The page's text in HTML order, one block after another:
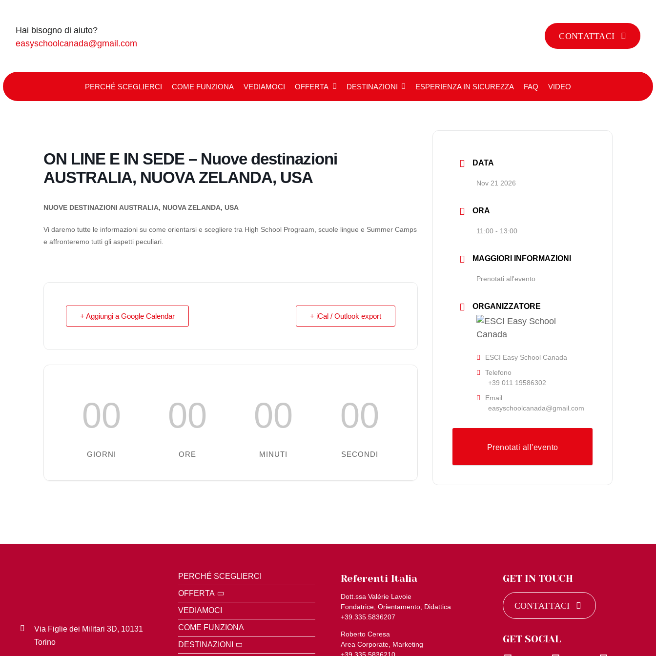
contentHai bisogno di aiuto?
easyschoolcanada@gmail.com
CONTATTACI
PERCHÉ SCEGLIERCI COME FUNZIONA VEDIAMOCI OFFERTA DESTINAZIONI ESPERIENZA IN SICUREZZA FAQ VIDEO
ON LINE E IN SEDE – Nuove destinazioni
AUSTRALIA, NUOVA ZELANDA, USA
NUOVE DESTINAZIONI AUSTRALIA, NUOVA ZELANDA, USA
Vi daremo tutte le informazioni su come orientarsi e scegliere tra High School Prograam, scuole lingue e Summer Camps
e affronteremo tutti gli aspetti peculiari.
+ Aggiungi a Google Calendar + iCal / Outlook export
00
GIORNI
00
ORE
00
MINUTI
00
SECONDI
DATA
Nov 21 2026
ORA
11:00 - 13:00
MAGGIORI INFORMAZIONI
Prenotati all'evento
ORGANIZZATORE
ESCI Easy School Canada
Telefono
+39 011 19586302
Email
easyschoolcanada@gmail.com
Prenotati all'evento
Via Figlie dei Militari 3D, 10131
Torino
PERCHÉ SCEGLIERCI
OFFERTA
VEDIAMOCI
COME FUNZIONA
DESTINAZIONI
Referenti Italia
Dott.ssa Valérie Lavoie
Fondatrice, Orientamento, Didattica
+39.335.5836207
Roberto Ceresa
Area Corporate, Marketing
+39.335.5836210
GET IN TOUCH
CONTATTACI
GET SOCIAL